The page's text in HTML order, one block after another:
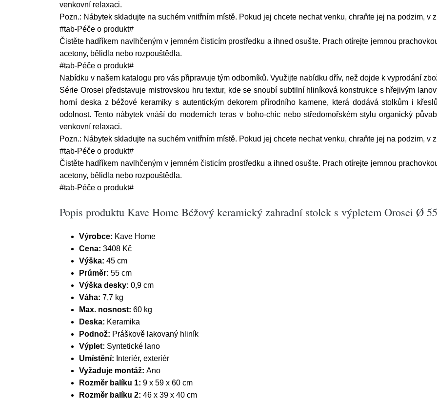
venkovní relaxaci.
Pozn.: Nábytek skladujte na suchém vnitřním místě. Pokud jej chcete nechat venku, chraňte jej na podzim, v
#tab-Péče o produkt#
Čistěte hadříkem navlhčeným v jemném čisticím prostředku a ihned osušte. Prachotírejte jemnou
acetony, bělidla nebo rozpouštědla.
#tab-Péče o produkt#
Nabídku v našem katalogu pro vás připravuje tým odborníků. Využijte nabídku dřív, než dojde k vyprodání
Série Orosei představuje mistrovskou hru textur, kde se snoubí subtilní hliníková konstrukce s hřejivým
horní deska z béžové keramiky s autentickým dekorem přírodního kamene, která dodává stolkům i
odolnost. Tento nábytek vnáší do moderních teras v boho-chic nebo středomořském stylu organický
venkovní relaxaci.
Pozn.: Nábytek skladujte na suchém vnitřním místě. Pokud jej chcete nechat venku, chraňte jej na podzim, v
#tab-Péče o produkt#
Čistěte hadříkem navlhčeným v jemném čisticím prostředku a ihned osušte. Prachotírejte jemnou
acetony, bělidla nebo rozpouštědla.
#tab-Péče o produkt#
Popis produktu Kave Home Béžový keramický zahradní stolek s výpletem Orosei Ø
Výrobce: Kave Home
Cena: 3408 Kč
Výška: 45 cm
Průměr: 55 cm
Výška desky: 0,9 cm
Váha: 7,7 kg
Max. nosnost: 60 kg
Deska: Keramika
Podnož: Práškově lakovaný hliník
Výplet: Syntetické lano
Umístění: Interiér, exteriér
Vyžaduje montáž: Ano
Rozměr balíku 1: 9 x 59 x 60 cm
Rozměr balíku 2: 46 x 39 x 40 cm